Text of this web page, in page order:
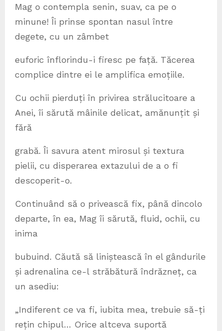
Mag o contempla senin, suav, ca pe o
minune! Îi prinse spontan nasul între
degete, cu un zâmbet
euforic înflorindu-i firesc pe față. Tăcerea
complice dintre ei le amplifica emoțiile.
Cu ochii pierduți în privirea strălucitoare a
Anei, îi sărută mâinile delicat, amănunțit și
fără
grabă. Îi savura atent mirosul și textura
pielii, cu disperarea extazului de a o fi
descoperit-o.
Continuând să o privească fix, până dincolo
departe, în ea, Mag îi sărută, fluid, ochii, cu
inima
bubuind. Căută să liniștească în el gândurile
și adrenalina ce-l străbătură îndrăzneț, ca
un asediu:
„Indiferent ce va fi, iubita mea, trebuie să-ți
rețin chipul… Orice altceva suportă